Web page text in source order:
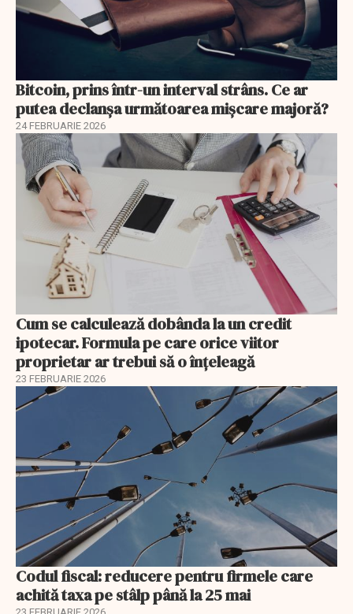
Bitcoin, prins într-un interval strâns. Ce ar
putea declanșa următoarea mișcare majoră?
24 FEBRUARIE 2026
Cum se calculează dobânda la un credit
ipotecar. Formula pe care orice viitor
proprietar ar trebui să o înțeleagă
23 FEBRUARIE 2026
Codul fiscal: reducere pentru firmele care
achită taxa pe stâlp până la 25 mai